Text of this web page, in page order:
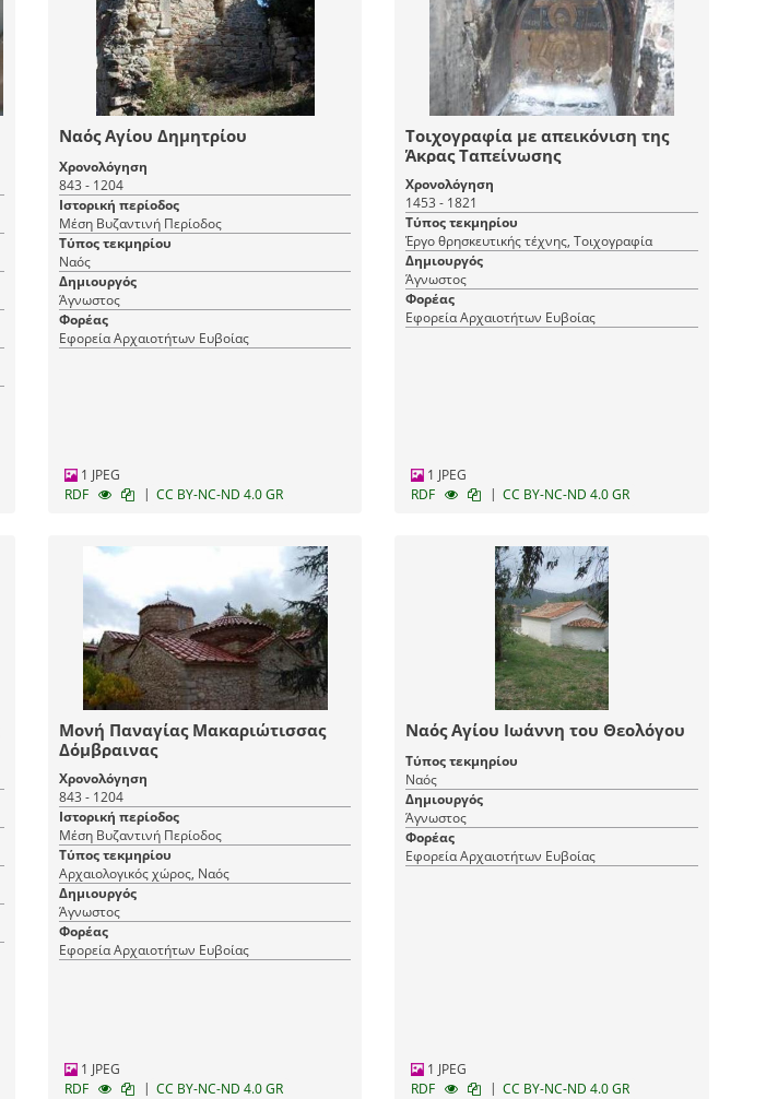
Ναός Αγίου Δημητρίου
Χρονολόγηση
843 - 1204
Ιστορική περίοδος
Μέση Βυζαντινή Περίοδος
Τύπος τεκμηρίου
Ναός
Δημιουργός
Άγνωστος
Φορέας
Εφορεία Αρχαιοτήτων Ευβοίας
1 JPEG
RDF
| CC BY-NC-ND 4.0 GR
Τοιχογραφία με απεικόνιση της
Άκρας Ταπείνωσης
Χρονολόγηση
1453 - 1821
Τύπος τεκμηρίου
Έργο θρησκευτικής τέχνης, Τοιχογραφία
Δημιουργός
Άγνωστος
Φορέας
Εφορεία Αρχαιοτήτων Ευβοίας
1 JPEG
RDF
| CC BY-NC-ND 4.0 GR
Μονή Παναγίας Μακαριώτισσας
Δόμβραινας
Χρονολόγηση
843 - 1204
Ιστορική περίοδος
Μέση Βυζαντινή Περίοδος
Τύπος τεκμηρίου
Αρχαιολογικός χώρος, Ναός
Δημιουργός
Άγνωστος
Φορέας
Εφορεία Αρχαιοτήτων Ευβοίας
1 JPEG
RDF
| CC BY-NC-ND 4.0 GR
Ναός Αγίου Ιωάννη του Θεολόγου
Τύπος τεκμηρίου
Ναός
Δημιουργός
Άγνωστος
Φορέας
Εφορεία Αρχαιοτήτων Ευβοίας
1 JPEG
RDF
| CC BY-NC-ND 4.0 GR